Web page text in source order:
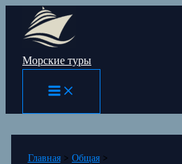
Перейти
содержимому
Морские туры
Главная
Общая